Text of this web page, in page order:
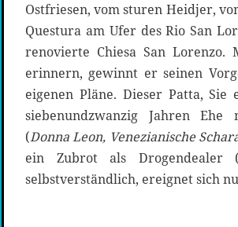
Ostfriesen, vom sturen Heidjer,
Questura am Ufer des Rio San
renovierte Chiesa San
erinnern, gewinnt er seinen
eigenen Pläne. Dieser Patta,
siebenundzwanzig Jahren
(Donna Leon, Venezianische
ein Zubrot als Drogendealer (
selbstverständlich, ereignet sich